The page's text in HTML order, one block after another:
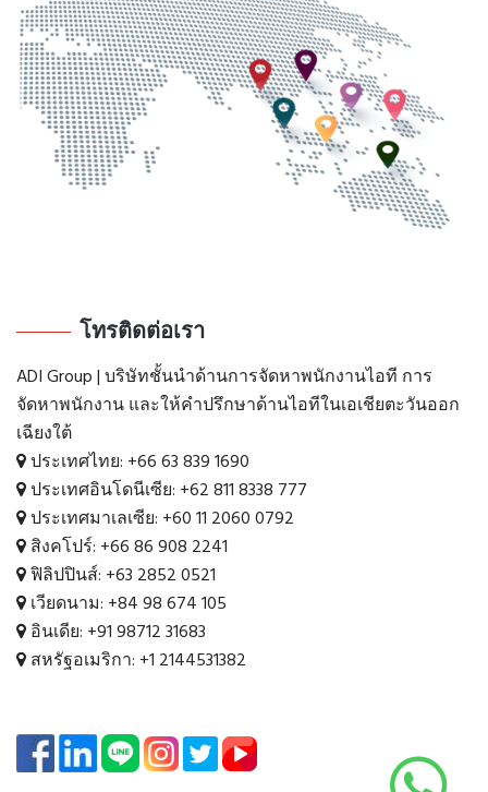
โทรติดต่อเรา
ADI Group | บริษัทชั้นนำด้านการจัดหาพนักงานไอที การ
จัดหาพนักงาน และให้คำปรึกษาด้านไอทีในเอเชียตะวันออก
เฉียงใต้
ประเทศไทย: +66 63 839 1690
ประเทศอินโดนีเซีย: +62 811 8338 777
ประเทศมาเลเซีย: +60 11 2060 0792
สิงคโปร์: +66 86 908 2241
ฟิลิปปินส์: +63 2852 0521
เวียดนาม: +84 98 674 105
อินเดีย: +91 98712 31683
สหรัฐอเมริกา: +1 2144531382